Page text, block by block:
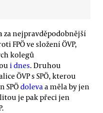
za nejpravděpodobnější
FPÖ ve složení ÖVP,
kolegů
i dnes. Druhou
ÖVP s SPÖ, kterou
SPÖdoleva a měla by jen
je pak přeci jen